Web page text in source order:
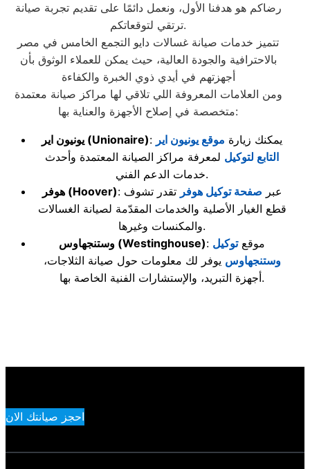
رضاكم هو هدفنا الأول، ونعمل دائمًا على تقديم تجربة صيانة
ترتقي لتوقعاتكم.
تتميز خدمات صيانة غسالات دايو التجمع الخامس في مصر
بالاحترافية والجودة العالية، حيث يمكن للعملاء الوثوق بأن
أجهزتهم في أيدي ذوي الخبرة والكفاءة
ومن العلامات المعروفة اللي تلاقي لها مراكز صيانة معتمدة
متخصصة في إصلاح الأجهزة والعناية بها:
يونيون اير (Unionaire) : يمكنك زيارة موقع يونيون اير
التابع لتوكيل لمعرفة مراكز الصيانة المعتمدة وأحدث
خدمات الدعم الفني.
هوفر(Hoover) : عبر صفحة توكيل هوفر تقدر تشوف
قطع الغيار الأصلية والخدمات المقدّمة لصيانة الغسالات
والمكنسات وغيرها.
وستنجهاوس (Westinghouse) : موقعتوكيل
وستنجهاوس يوفر لك معلومات حول صيانة الثلاجات،
أجهزة التبريد، والإستشارات الفنية الخاصة بها.
احجز صيانتك الان